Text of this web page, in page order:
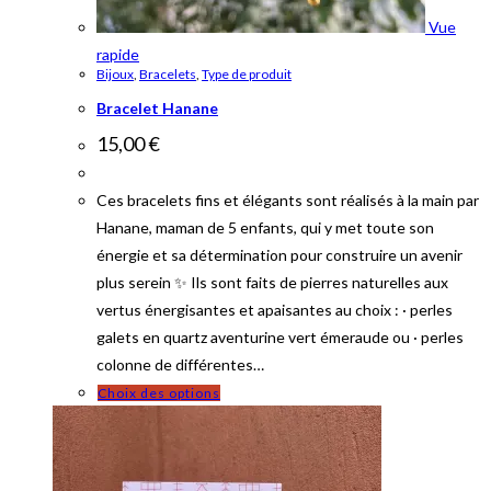
Vue
rapide
Bijoux, Bracelets, Type de produit
Bracelet Hanane
15,00€
Ces bracelets fins et élégants sont réalisés à la main par
Hanane, maman de 5 enfants, qui y met toute son
énergie et sa détermination pour construire un avenir
plus serein ✨ Ils sont faits de pierres naturelles aux
vertus énergisantes et apaisantes au choix : · perles
galets en quartz aventurine vert émeraude ou · perles
colonne de différentes…
Choix des options
produit
plusieurs